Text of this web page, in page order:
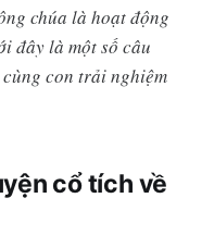
chúa là hoạt động
đây là một số câu
cùng con trải nghiệm
cổ tích về